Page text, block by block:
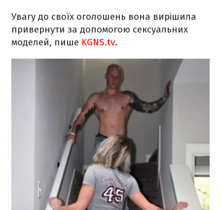
Увагу до своїх оголошень вона вирішила
привернути за допомогою сексуальних
моделей, пише KGNS.tv.